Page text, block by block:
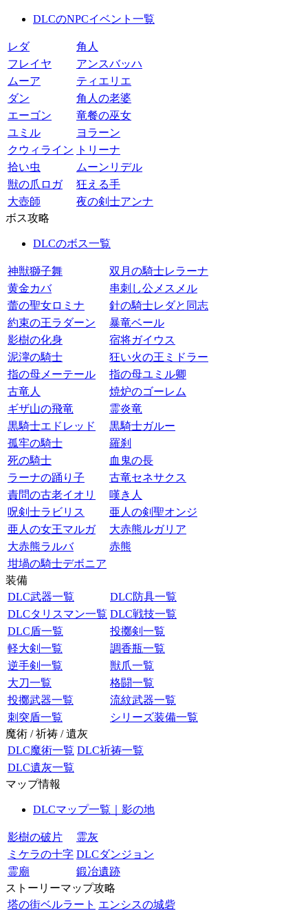
DLCのNPCイベント一覧
レダ
角人
フレイヤ
アンスバッハ
ムーア
ティエリエ
ダン
角人の老婆
エーゴン
竜餐の巫女
ユミル
ヨラーン
クウィライン
トリーナ
拾い虫
ムーンリデル
獣の爪ロガ
狂える手
大壺師
夜の剣士アンナ
ボス攻略
DLCのボス一覧
神獣獅子舞
双月の騎士レラーナ
黄金カバ
串刺し公メスメル
蕾の聖女ロミナ
針の騎士レダと同志
約束の王ラダーン
暴竜ベール
影樹の化身
宿将ガイウス
泥濘の騎士
狂い火の王ミドラー
指の母メーテール
指の母ユミル卿
古竜人
焼炉のゴーレム
ギザ山の飛竜
霊炎竜
黒騎士エドレッド
黒騎士ガルー
孤牢の騎士
羅刹
死の騎士
血鬼の長
ラーナの踊り子
古竜セネサクス
責問の古老イオリ
嘆き人
呪剣士ラビリス
亜人の剣聖オンジ
亜人の女王マルガ
大赤熊ルガリア
大赤熊ラルバ
赤熊
坩堝の騎士デボニア
装備
DLC武器一覧
DLC防具一覧
DLCタリスマン一覧 DLC戦技一覧
DLC盾一覧
投擲剣一覧
軽大剣一覧
調香瓶一覧
逆手剣一覧
獣爪一覧
大刀一覧
格闘一覧
投擲武器一覧
流紋武器一覧
刺突盾一覧
シリーズ装備一覧
魔術 / 祈祷 / 遺灰
DLC魔術一覧 DLC祈祷一覧
DLC遺灰一覧
マップ情報
DLCマップ一覧｜影の地
影樹の破片
霊灰
ミケラの十字 DLCダンジョン
霊廟
鍛冶遺跡
ストーリーマップ攻略
塔の街ベルラート エンシスの城砦